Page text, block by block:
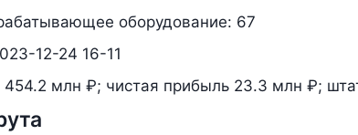
оборудование: 67
12-24 16-11
454.2 млн ₽; чистая прибыль 23.3 млн ₽;